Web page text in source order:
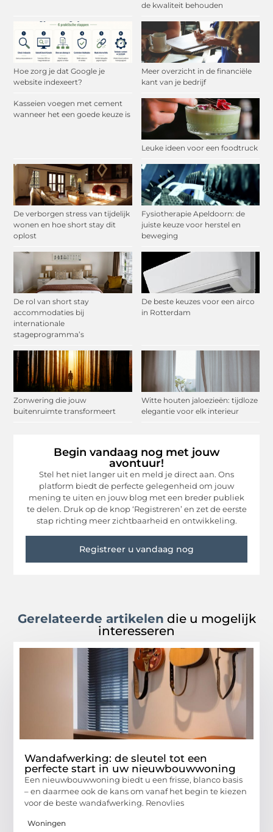
de kwaliteit behouden
Hoe zorg je dat Google je
website indexeert?
Meer overzicht in de financiële
kant van je bedrijf
Kasseien voegen met cement
wanneer het een goede keuze is
Leuke ideen voor een foodtruck
De verborgen stress van tijdelijk
wonen en hoe short stay dit
oplost
Fysiotherapie Apeldoorn: de
juiste keuze voor herstel en
beweging
De rol van short stay
accommodaties bij
internationale
stageprogramma’s
De beste keuzes voor een airco
in Rotterdam
Zonwering die jouw
buitenruimte transformeert
Witte houten jaloezieën: tijdloze
elegantie voor elk interieur
Begin vandaag nog met jouw
avontuur!
Stel het niet langer uit en meld je direct aan. Ons
platform biedt de perfecte gelegenheid om jouw
mening te uiten en jouw blog met een breder publiek
te delen. Druk op de knop ‘Registreren’ en zet de eerste
stap richting meer zichtbaarheid en ontwikkeling.
Registreer u vandaag nog
Gerelateerde artikelen die u mogelijk
interesseren
Wandafwerking: de sleutel tot een
perfecte start in uw nieuwbouwwoning
Een nieuwbouwwoning biedt u een frisse, blanco basis
– en daarmee ook de kans om vanaf het begin te kiezen
voor de beste wandafwerking. Renovlies
Woningen